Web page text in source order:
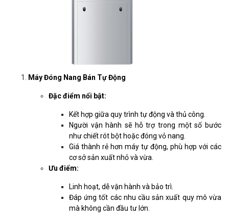
Máy Đóng Nang Bán Tự Động
Đặc điểm nổi bật:
Kết hợp giữa quy trình tự động và thủ công.
Người vận hành sẽ hỗ trợ trong một số bước
như chiết rót bột hoặc đóng vỏ nang.
Giá thành rẻ hơn máy tự động, phù hợp với các
cơ sở sản xuất nhỏ và vừa.
Ưu điểm:
Linh hoạt, dễ vận hành và bảo trì.
Đáp ứng tốt các nhu cầu sản xuất quy mô vừa
mà không cần đầu tư lớn.